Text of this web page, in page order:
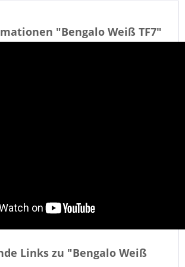
"Bengalo Weiß TF7"
Links zu "Bengalo Weiß